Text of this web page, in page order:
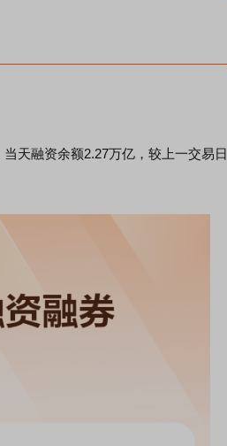
天融资余额2.27万亿，较上一交易日